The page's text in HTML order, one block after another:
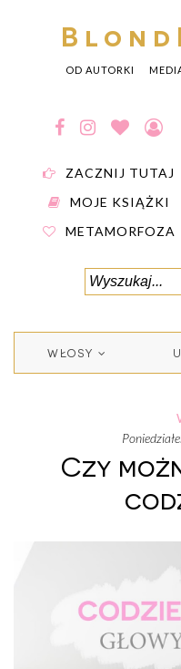
OD AUTORKI
ZACZNIJ TUTAJ
MOJE KSIĄŻKI
METAMORFOZA
WŁOSY
Czy